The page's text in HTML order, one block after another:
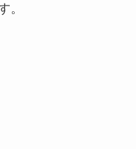
。